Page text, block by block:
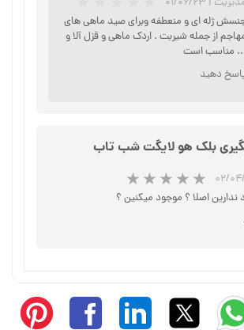
ژله ای و منعطفه وبرای صید ماهی های
از جمله شیربت . اردک ماهی و قزل آلا و
مناسب است
دهید
بلک هو لایگت شب تاب
۲۳
ندارین اصلا ؟ موجود میکنین ؟